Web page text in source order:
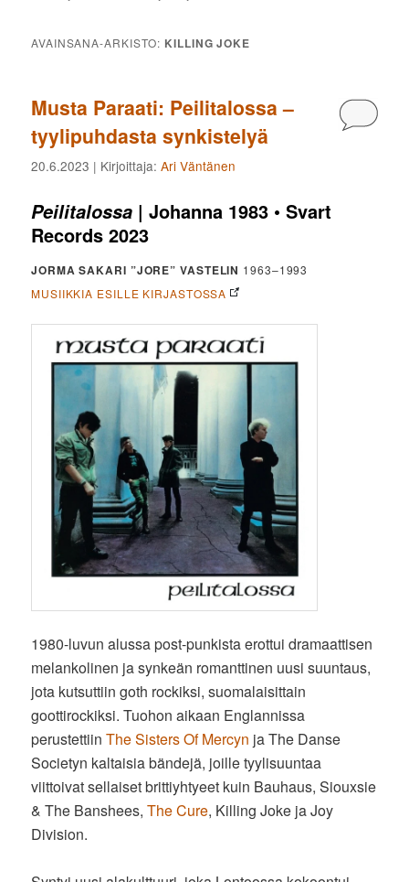
AVAINSANA-ARKISTO: KILLING JOKE
Musta Paraati: Peilitalossa –
tyylipuhdasta synkistelyä
20.6.2023 | Kirjoittaja:Ari Väntänen
Peilitalossa | Johanna 1983 • Svart
Records 2023
JORMA SAKARI ”JORE” VASTELIN 1963–1993
MUSIIKKIA ESILLE KIRJASTOSSA
1980-luvun alussa post-punkista erottui dramaattisen
melankolinen ja synkeän romanttinen uusi suuntaus,
jota kutsuttiin goth rockiksi, suomalaisittain
goottirockiksi. Tuohon aikaan Englannissa
perustettiinThe Sisters Of Mercyn ja The Danse
Societyn kaltaisia bändejä, joille tyylisuuntaa
viittoivat sellaiset brittiyhtyeet kuin Bauhaus, Siouxsie
& The Banshees,The Cure, Killing Joke ja Joy
Division.